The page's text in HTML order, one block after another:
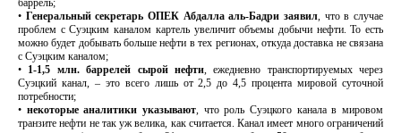
баррель;
• Генеральный секретарь ОПЕК Абдалла аль-Бадри заявил, что в случае
проблем с Суэцким каналом картель увеличит объемы добычи нефти. То есть
можно будет добывать больше нефти в тех регионах, откуда доставка не связана
с Суэцким каналом;
• 1-1,5 млн. баррелей сырой нефти, ежедневно транспортируемых через
Суэцкий канал, – это всего лишь от 2,5 до 4,5 процента мировой суточной
потребности;
• некоторые аналитики указывают, что роль Суэцкого канала в мировом
транзите нефти не так уж велика, как считается. Канал имеет много ограничений